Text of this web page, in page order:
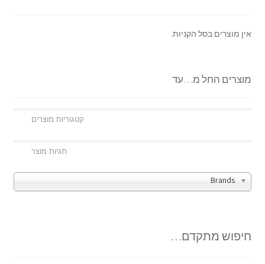
אין מוצרים בסל הקניות.
מוצרים החל מ…עד
Brands
חיפוש מתקדם…